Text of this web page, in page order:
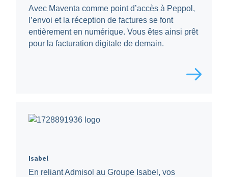
Avec Maventa comme point d’accès à Peppol,
l’envoi et la réception de factures se font
entièrement en numérique. Vous êtes ainsi prêt
pour la facturation digitale de demain.
Isabel
En reliant Admisol au Groupe Isabel, vos